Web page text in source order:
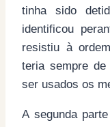
tinha sido
identificou
resistiu à
teria sempre
ser usados os
A segunda